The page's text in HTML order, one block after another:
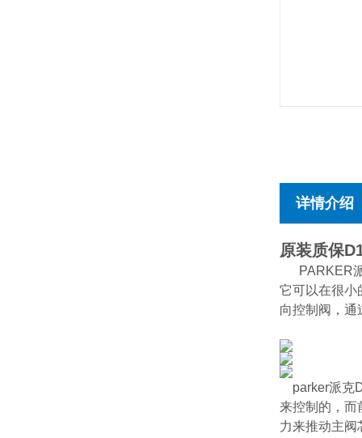
详情介绍
原装质保
PARKER
它可以在很小
向控制阀，通
parker派克
来控制的，而
力来推动主阀